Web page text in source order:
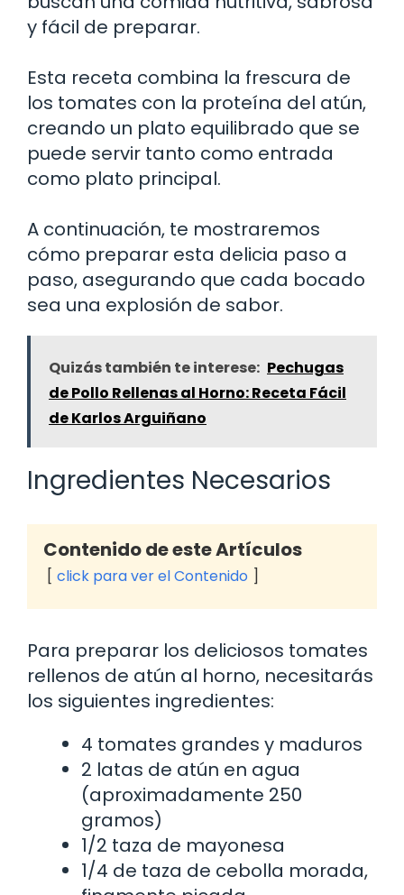
y fácil de preparar.
Esta receta combina la frescura de
los tomates con la proteína del atún,
creando un plato equilibrado que se
puede servir tanto como entrada
como plato principal.
A continuación, te mostraremos
cómo preparar esta delicia paso a
paso, asegurando que cada bocado
sea una explosión de sabor.
Quizás también te interese: Pechugas
de Pollo Rellenas al Horno: Receta Fácil
de Karlos Arguiñano
Ingredientes Necesarios
Contenido de este Artículos
click para ver el Contenido
Para preparar los deliciosos tomates
rellenos de atún al horno, necesitarás
los siguientes ingredientes:
4 tomates grandes y maduros
2 latas de atún en agua
(aproximadamente 250
gramos)
1/2 taza de mayonesa
1/4 de taza de cebolla morada,